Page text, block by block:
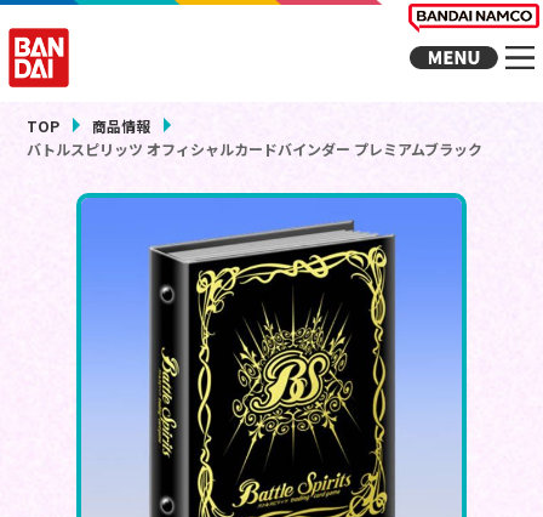
TOP
商品情報
バトルスピリッツ オフィシャルカードバインダー プレミアムブラック